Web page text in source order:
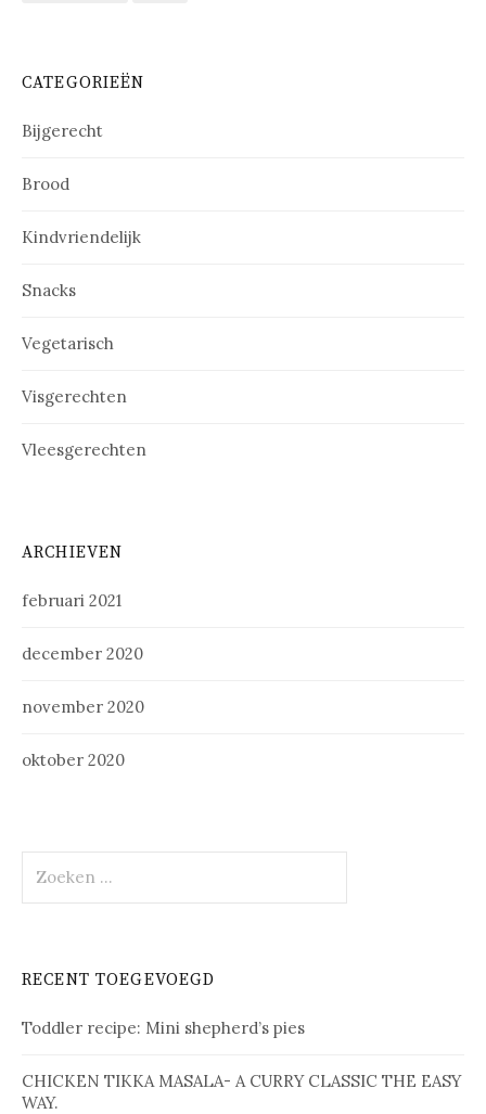
CATEGORIEËN
Bijgerecht
Brood
Kindvriendelijk
Snacks
Vegetarisch
Visgerechten
Vleesgerechten
ARCHIEVEN
februari 2021
december 2020
november 2020
oktober 2020
naar:
RECENT TOEGEVOEGD
Toddler recipe: Mini shepherd’s pies
CHICKEN TIKKA MASALA- A CURRY CLASSIC THE EASY
WAY.